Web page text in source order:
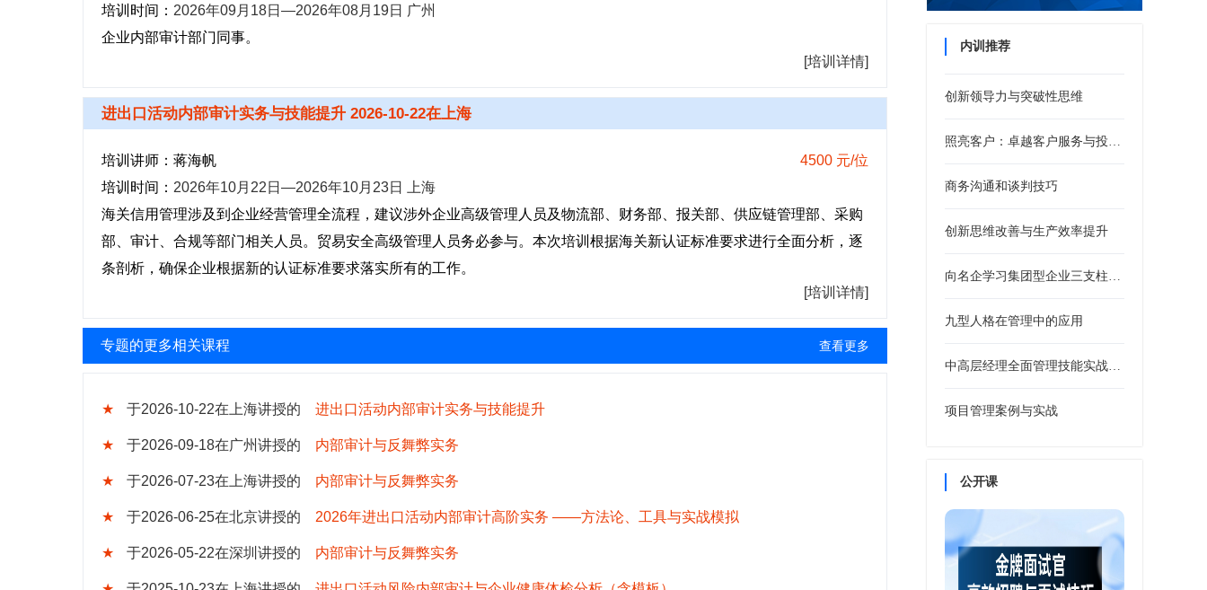
培训时间： 2026年09月18日—2026年08月19日 广州
企业内部审计部门同事。
[培训详情]
进出口活动内部审计实务与技能提升 2026-10-22在上海
4500 元/位
培训讲师：蒋海帆
培训时间： 2026年10月22日—2026年10月23日 上海
海关信用管理涉及到企业经营管理全流程，建议涉外企业高级管理人员及物流部、财务部、报关部、供应链管理部、采购
部、审计、合规等部门相关人员。贸易安全高级管理人员务必参与。本次培训根据海关新认证标准要求进行全面分析，逐
条剖析，确保企业根据新的认证标准要求落实所有的工作。
[培训详情]
专题的更多相关课程 查看更多
★ 于2026-10-22在上海讲授的 进出口活动内部审计实务与技能提升
★ 于2026-09-18在广州讲授的 内部审计与反舞弊实务
★ 于2026-07-23在上海讲授的 内部审计与反舞弊实务
★ 于2026-06-25在北京讲授的 2026年进出口活动内部审计高阶实务 ——方法论、工具与实战模拟
★ 于2026-05-22在深圳讲授的 内部审计与反舞弊实务
内训推荐
创新领导力与突破性思维
照亮客户：卓越客户服务与投诉处理培训
商务沟通和谈判技巧
创新思维改善与生产效率提升
向名企学习集团型企业三支柱人力资源管控模式
九型人格在管理中的应用
中高层经理全面管理技能实战训练
项目管理案例与实战
公开课